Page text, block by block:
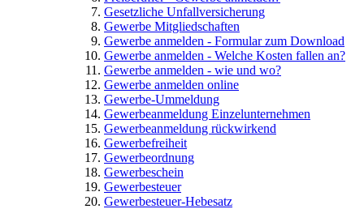
Gesetzliche Unfallversicherung
Gewerbe Mitgliedschaften
Gewerbe anmelden - Formular zum Download
Gewerbe anmelden - Welche Kosten fallen an?
Gewerbe anmelden - wie und wo?
Gewerbe anmelden online
Gewerbe-Ummeldung
Gewerbeanmeldung Einzelunternehmen
Gewerbeanmeldung rückwirkend
Gewerbefreiheit
Gewerbeordnung
Gewerbeschein
Gewerbesteuer
Gewerbesteuer-Hebesatz